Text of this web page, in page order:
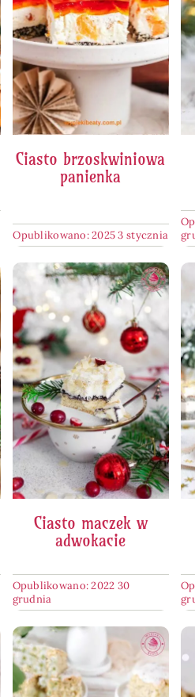
Ciasto brzoskwiniowa
panienka
Opublikowano: 2025 3 stycznia
Ciasto maczek w
adwokacie
Opublikowano: 2022 30
grudnia